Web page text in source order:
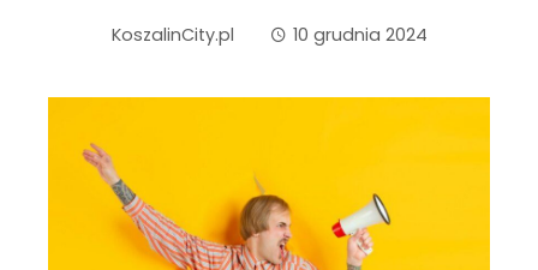
KoszalinCity.pl 10 grudnia 2024